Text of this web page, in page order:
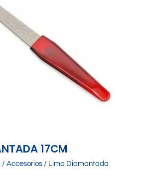
17CM
/ Accesorios/ Lima Diamantada